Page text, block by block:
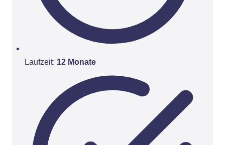
Laufzeit: 12 Monate